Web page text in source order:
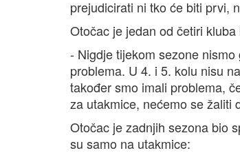
prejudicirati ni tko će biti prvi,
Otočac je jedan od četiri
- Nigdje tijekom sezone
problema. U 4. i 5. kolu nisu
također smo imali problema,
za utakmice, nećemo se žaliti
Otočac je zadnjih sezona bio
su samo na utakmice: